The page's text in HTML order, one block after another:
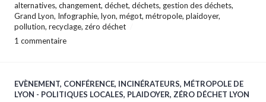
alternatives, changement, déchet, déchets, gestion des déchets,
Grand Lyon, Infographie, lyon, mégot, métropole, plaidoyer,
pollution, recyclage, zéro déchet
1 commentaire
EVÈNEMENT, CONFÉRENCE, INCINÉRATEURS, MÉTROPOLE DE
LYON - POLITIQUES LOCALES, PLAIDOYER, ZÉRO DÉCHET LYON